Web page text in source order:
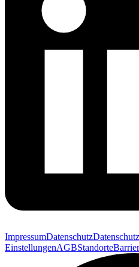
ImpressumDatenschutz
EinstellungenAGBStandorte